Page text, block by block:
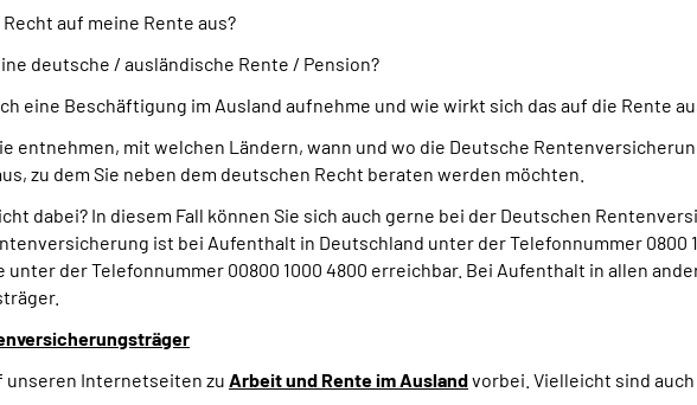
auf meine Rente aus?
deutsche / ausländische Rente / Pension?
eine Beschäftigung im Ausland aufnehme und wie wirkt sich das auf die Rente
entnehmen, mit welchen Ländern, wann und wo die Deutsche
zu dem Sie neben dem deutschen Recht beraten werden möchten.
dabei? In diesem Fall können Sie sich auch gerne bei der Deutschen
ist bei Aufenthalt in Deutschland unter der Telefonnummer 0800
unter der Telefonnummer 00800 1000 4800 erreichbar. Bei Aufenthalt in allen
unseren Internetseiten zu Arbeit und Rente im Auslandvorbei. Vielleicht sind